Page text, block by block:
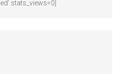
stats_views=0]